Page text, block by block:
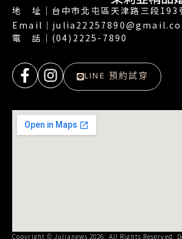
地 址｜台中市北屯區天津路三段193
Email｜
電 話｜(04)2225-7890
LINE 預約試穿
Copyright © Julianews 2026. All Rights Reserved.